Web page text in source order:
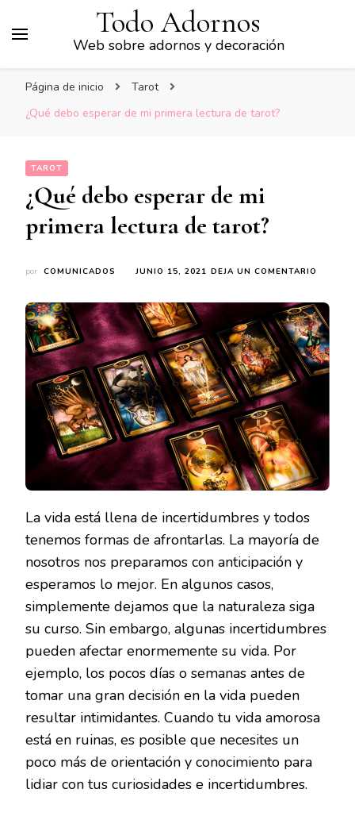
Todo Adornos
Web sobre adornos y decoración
Página de inicio
Tarot
¿Qué debo esperar de mi primera lectura de tarot?
TAROT
¿Qué debo esperar de mi
primera lectura de tarot?
por COMUNICADOS JUNIO 15, 2021 DEJA UN COMENTARIO
DE
MI
La vida está llena de incertidumbres y todos
tenemos formas de afrontarlas. La mayoría de
nosotros nos preparamos con anticipación y
esperamos lo mejor. En algunos casos,
simplemente dejamos que la naturaleza siga
su curso. Sin embargo, algunas incertidumbres
pueden afectar enormemente su vida. Por
ejemplo, los pocos días o semanas antes de
tomar una gran decisión en la vida pueden
resultar intimidantes. Cuando tu vida amorosa
está en ruinas, es posible que necesites un
poco más de orientación y conocimiento para
lidiar con tus curiosidades e incertidumbres.